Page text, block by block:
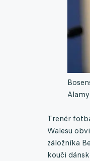
Trenér
Walesu
záložníka
kouči